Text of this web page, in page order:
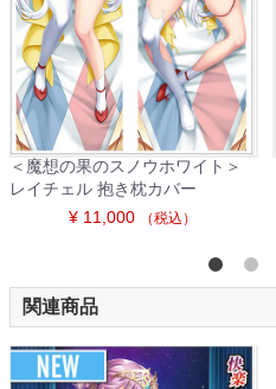
＜魔想の果のスノウホワイト＞
レイチェル 抱き枕カバー
¥ 11,000
（税込）
関連商品